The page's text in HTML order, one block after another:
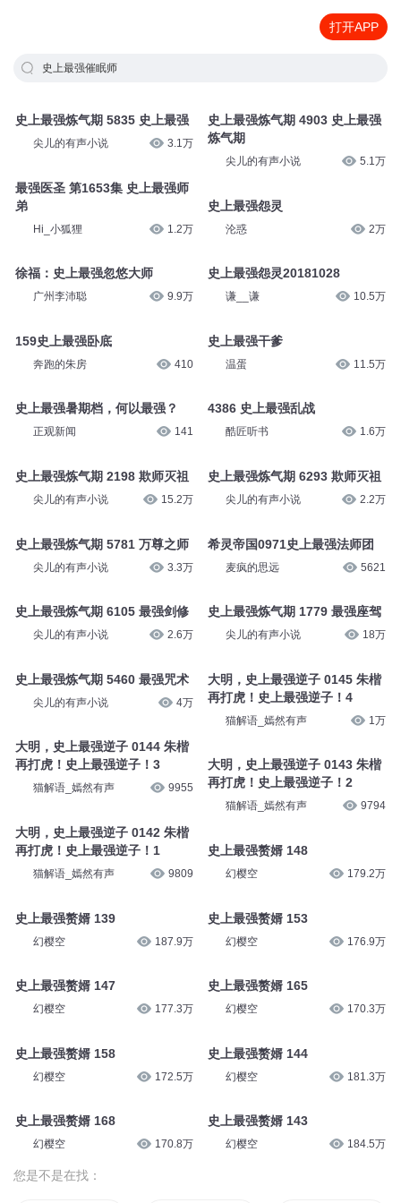
打开APP
史上最强催眠师
史上最强炼气期 5835 史上最强
尖儿的有声小说 3.1万
最强医圣 第1653集 史上最强师
弟
Hi_小狐狸 1.2万
徐福：史上最强忽悠大师
广州李沛聪 9.9万
159史上最强卧底
奔跑的朱房 410
史上最强暑期档，何以最强？
正观新闻 141
史上最强炼气期 2198 欺师灭祖
尖儿的有声小说 15.2万
史上最强炼气期 5781 万尊之师
尖儿的有声小说 3.3万
史上最强炼气期 6105 最强剑修
尖儿的有声小说 2.6万
史上最强炼气期 5460 最强咒术
尖儿的有声小说 4万
大明，史上最强逆子 0144 朱楷
再打虎！史上最强逆子！3
猫解语_嫣然有声 9955
大明，史上最强逆子 0142 朱楷
再打虎！史上最强逆子！1
猫解语_嫣然有声 9809
史上最强赘婿 139
幻樱空 187.9万
史上最强赘婿 147
幻樱空 177.3万
史上最强赘婿 158
幻樱空 172.5万
史上最强赘婿 168
幻樱空 170.8万
史上最强炼气期 4903 史上最强
炼气期
尖儿的有声小说 5.1万
史上最强怨灵
沦惑 2万
史上最强怨灵20181028
谦__谦 10.5万
史上最强干爹
温蛋 11.5万
4386 史上最强乱战
酷匠听书 1.6万
史上最强炼气期 6293 欺师灭祖
尖儿的有声小说 2.2万
希灵帝国0971史上最强法师团
麦疯的思远 5621
史上最强炼气期 1779 最强座驾
尖儿的有声小说 18万
大明，史上最强逆子 0145 朱楷
再打虎！史上最强逆子！4
猫解语_嫣然有声 1万
大明，史上最强逆子 0143 朱楷
再打虎！史上最强逆子！2
猫解语_嫣然有声 9794
史上最强赘婿 148
幻樱空 179.2万
史上最强赘婿 153
幻樱空 176.9万
史上最强赘婿 165
幻樱空 170.3万
史上最强赘婿 144
幻樱空 181.3万
史上最强赘婿 143
幻樱空 184.5万
您是不是在找：